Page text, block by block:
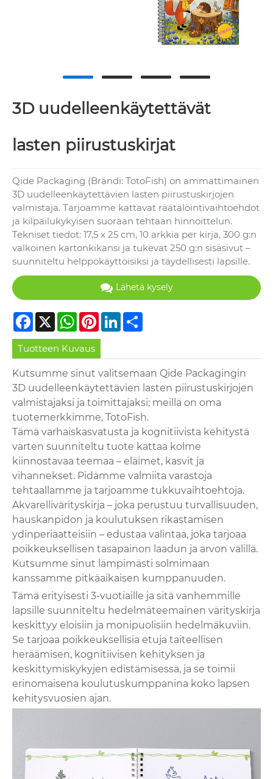
3D uudelleenkäytettävät
lasten piirustuskirjat
Qide Packaging (Brändi: TotoFish) on ammattimainen
3D uudelleenkäytettävien lasten piirustuskirjojen
valmistaja. Tarjoamme kattavat räätälöintivaihtoehdot
ja kilpailukykyisen suoraan tehtaan hinnoittelun.
Tekniset tiedot: 17,5 x 25 cm, 10 arkkia per kirja, 300 g:n
valkoinen kartonkikansi ja tukevat 250 g:n sisäsivut –
suunniteltu helppokäyttöisiksi ja täydellisesti lapsille.
Lähetä kysely
Facebook
X WhatsApp
PinterestLinkedIn
Tuotteen Kuvaus
Kutsumme sinut valitsemaan Qide Packagingin
3D uudelleenkäytettävien lasten piirustuskirjojen
valmistajaksi ja toimittajaksi; meillä on oma
tuotemerkkimme, TotoFish.
Tämä varhaiskasvatusta ja kognitiivista kehitystä
varten suunniteltu tuote kattaa kolme
kiinnostavaa teemaa – eläimet, kasvit ja
vihannekset. Pidämme valmiita varastoja
tehtaallamme ja tarjoamme tukkuvaihtoehtoja.
Akvarellivärityskirja – joka perustuu turvallisuuden,
hauskanpidon ja koulutuksen rikastamisen
ydinperiaatteisiin – edustaa valintaa, joka tarjoaa
poikkeuksellisen tasapainon laadun ja arvon välillä.
Kutsumme sinut lämpimästi solmimaan
kanssamme pitkäaikaisen kumppanuuden.
Tämä erityisesti 3-vuotiaille ja sitä vanhemmille
lapsille suunniteltu hedelmäteemainen värityskirja
keskittyy eloisiin ja monipuolisiin hedelmäkuviin.
Se tarjoaa poikkeuksellisia etuja taiteellisen
heräämisen, kognitiivisen kehityksen ja
keskittymiskykyjen edistämisessä, ja se toimii
erinomaisena koulutuskumppanina koko lapsen
kehitysvuosien ajan.